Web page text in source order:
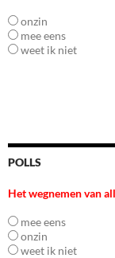
onzin
mee eens
weet ik niet
POLLS
Het wegnemen van
mee eens
onzin
weet ik niet